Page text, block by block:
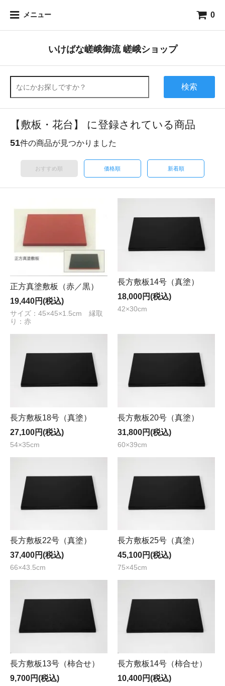
メニュー 0
いけばな嵯峨御流 嵯峨ショップ
検索
【敷板・花台】 に登録されている商品
51件の商品が見つかりました
おすすめ順 価格順 新着順
正方真塗敷板（赤／黒）
19,440円(税込)
サイズ：45×45×1.5cm 縁取
り：赤
長方敷板14号（真塗）
18,000円(税込)
42×30cm
長方敷板18号（真塗）
27,100円(税込)
54×35cm
長方敷板20号（真塗）
31,800円(税込)
60×39cm
長方敷板22号（真塗）
37,400円(税込)
66×43.5cm
長方敷板25号（真塗）
45,100円(税込)
75×45cm
長方敷板13号（柿合せ）
9,700円(税込)
長方敷板14号（柿合せ）
10,400円(税込)